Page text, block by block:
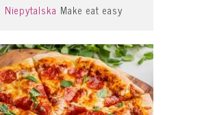
Niepytalska Make eat easy